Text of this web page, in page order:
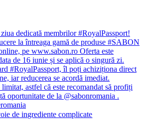
de ingrediente complicate